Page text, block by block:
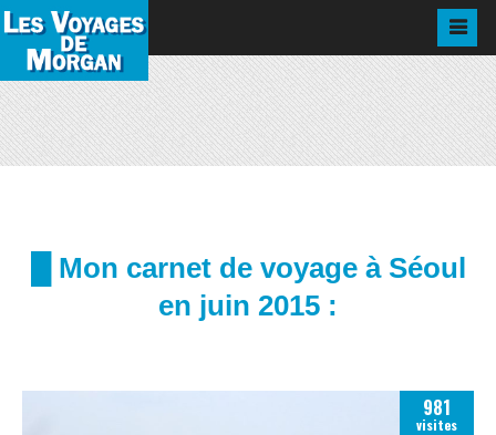
█ Mon carnet de voyage à Séoul
en juin 2015 :
981
visites